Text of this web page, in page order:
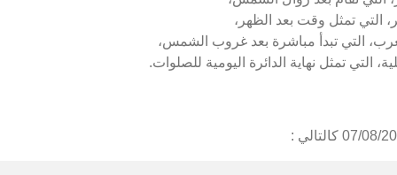
التي تمثل وقت بعد الظهر،
التي تبدأ مباشرة بعد غروب الشمس،
التي تمثل نهاية الدائرة اليومية للصلوات.